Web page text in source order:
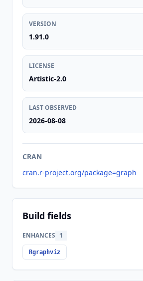
VERSION
1.91.0
LICENSE
Artistic-2.0
LAST OBSERVED
2026-08-08
CRAN
cran.r-project.org/package=graph
Build fields
ENHANCES 1
Rgraphviz